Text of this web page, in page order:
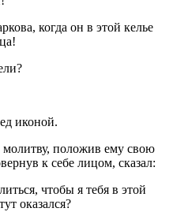
когда он в этой келье
иконой.
молитву, положив ему свою
к себе лицом, сказал:
чтобы я тебя в этой
оказался?